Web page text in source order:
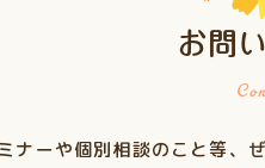
お問
ナーや個別相談のこと等、